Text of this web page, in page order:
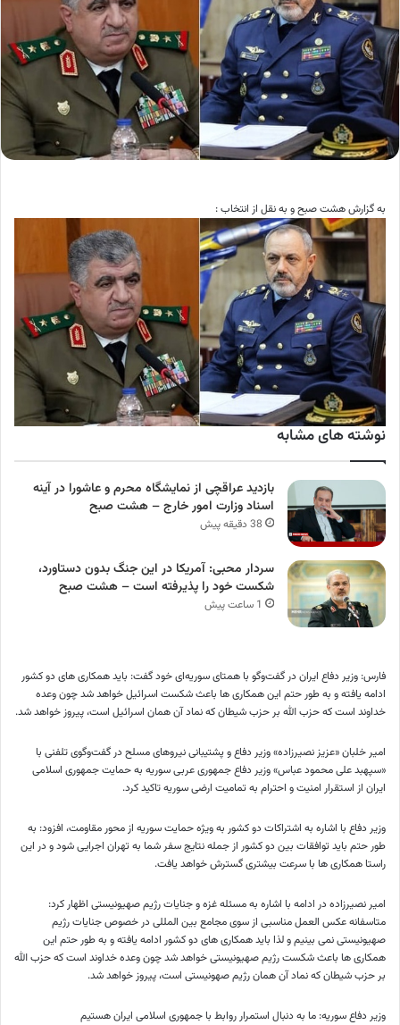
به گزارش هشت صبح و به نقل از انتخاب :
نوشته های مشابه
بازدید عراقچی از نمایشگاه محرم و عاشورا در آینه
اسناد وزارت امور خارج – هشت صبح
38 دقیقه پیش
سردار محبی: آمریکا در این جنگ بدون دستاورد،
شکست خود را پذیرفته است – هشت صبح
1 ساعت پیش
فارس: وزیر دفاع ایران در گفت‌وگو با همتای سوریه‌ای خود گفت: باید همکاری های دو کشور
ادامه یافته و به طور حتم این همکاری ها باعث شکست اسرائیل خواهد شد چون وعده
خداوند است که حزب الله بر حزب شیطان که نماد آن همان اسرائیل است، پیروز خواهد شد.
امیر خلبان «عزیز نصیرزاده» وزیر دفاع و پشتیبانی نیروهای مسلح در گفت‌وگوی تلفنی با
«سپهبد علی محمود عباس» وزیر دفاع جمهوری عربی سوریه به حمایت جمهوری اسلامی
ایران از استقرار امنیت و احترام به تمامیت ارضی سوریه تاکید کرد.
وزیر دفاع با اشاره به اشتراکات دو کشور به ویژه حمایت سوریه از محور مقاومت، افزود: به
طور حتم باید توافقات بین دو کشور از جمله نتایج سفر شما به تهران اجرایی شود و در این
راستا همکاری ها با سرعت بیشتری گسترش خواهد یافت.
امیر نصیرزاده در ادامه با اشاره به مسئله غزه و جنایات رژیم صهیونیستی اظهار کرد:
متاسفانه عکس العمل مناسبی از سوی مجامع بین المللی در خصوص جنایات رژیم
صهیونیستی نمی بینیم و لذا باید همکاری های دو کشور ادامه یافته و به طور حتم این
همکاری ها باعث شکست رژیم صهیونیستی خواهد شد چون وعده خداوند است که حزب الله
بر حزب شیطان که نماد آن همان رژیم صهونیستی است، پیروز خواهد شد.
وزیر دفاع سوریه: ما به دنبال استمرار روابط با جمهوری اسلامی ایران هستیم